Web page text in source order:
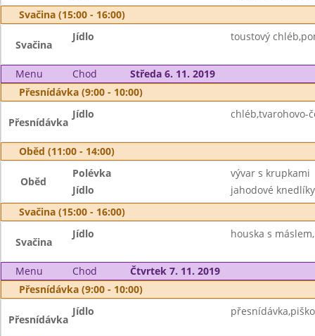
Svačina (15:00 - 16:00)
Svačina
Jídlo toustový
Menu Chod
Středa 6. 11. 2019
Přesnídávka (9:00 - 10:00)
Přesnídávka
Jídlo chléb,tvarohovo-
Oběd (11:00 - 14:00)
Oběd
Polévka
vývar s krupkami
Jídlo
jahodové
Svačina (15:00 - 16:00)
Svačina
Jídlo houska s
Menu Chod
Čtvrtek 7. 11. 2019
Přesnídávka (9:00 - 10:00)
Přesnídávka
Jídlo